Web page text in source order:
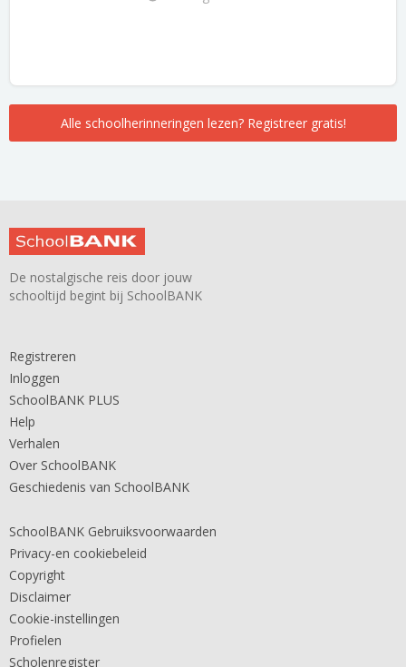
Alle schoolherinneringen lezen? Registreer gratis!
De nostalgische reis door jouw
schooltijd begint bij SchoolBANK
Registreren
Inloggen
SchoolBANK PLUS
Help
Verhalen
Over SchoolBANK
Geschiedenis van SchoolBANK
SchoolBANK Gebruiksvoorwaarden
Privacy-en cookiebeleid
Copyright
Disclaimer
Cookie-instellingen
Profielen
Scholenregister